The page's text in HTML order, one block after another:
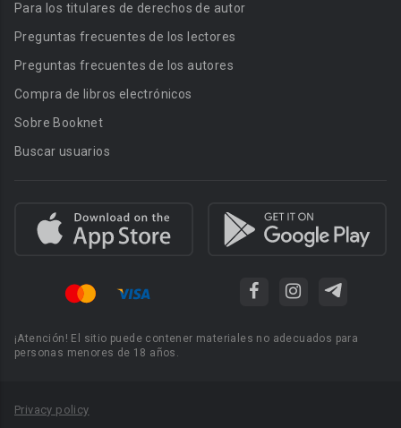
Para los titulares de derechos de autor
Preguntas frecuentes de los lectores
Preguntas frecuentes de los autores
Compra de libros electrónicos
Sobre Booknet
Buscar usuarios
¡Atención! El sitio puede contener materiales no adecuados para
personas menores de 18 años.
Privacy policy